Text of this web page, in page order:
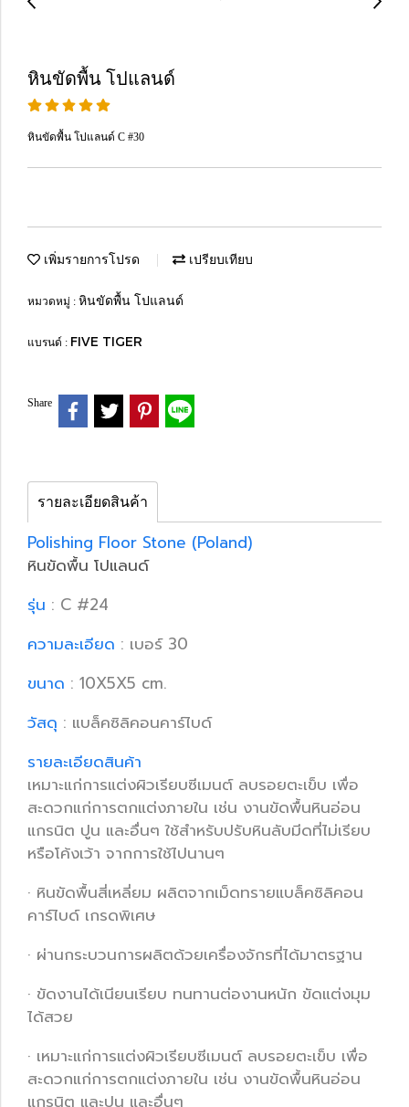
หินขัดพื้น โปแลนด์
หินขัดพื้น โปแลนด์ C #30
เพิ่มรายการโปรด เปรียบเทียบ
หมวดหมู่ : หินขัดพื้น โปแลนด์
แบรนด์ : FIVE TIGER
Share
รายละเอียดสินค้า
Polishing Floor Stone (Poland)
หินขัดพื้น โปแลนด์
รุ่น : C #24
ความละเอียด : เบอร์ 30
ขนาด : 10X5X5 cm.
วัสดุ : แบล็คซิลิคอนคาร์ไบด์
รายละเอียดสินค้า
เหมาะแก่การแต่งผิวเรียบซีเมนต์ ลบรอยตะเข็บ เพื่อ
สะดวกแก่การตกแต่งภายใน เช่น งานขัดพื้นหินอ่อน
แกรนิต ปูน และอื่นๆ ใช้สำหรับปรับหินลับมีดที่ไม่เรียบ
หรือโค้งเว้า จากการใช้ไปนานๆ
· หินขัดพื้นสี่เหลี่ยม ผลิตจากเม็ดทรายแบล็คซิลิคอน
คาร์ไบด์ เกรดพิเศษ
· ผ่านกระบวนการผลิตด้วยเครื่องจักรที่ได้มาตรฐาน
· ขัดงานได้เนียนเรียบ ทนทานต่องานหนัก ขัดแต่งมุม
ได้สวย
· เหมาะแก่การแต่งผิวเรียบซีเมนต์ ลบรอยตะเข็บ เพื่อ
สะดวกแก่การตกแต่งภายใน เช่น งานขัดพื้นหินอ่อน
แกรนิต และปูน และอื่นๆ